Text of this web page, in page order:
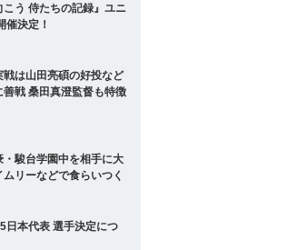
う 侍たちの記録』ユニ
催決定！
戦は山田亮碩の好投など
戦 桑田真澄監督も特徴
・駿台学園中を相手に大
リーなどで食らいつく
日本代表 選手決定につ